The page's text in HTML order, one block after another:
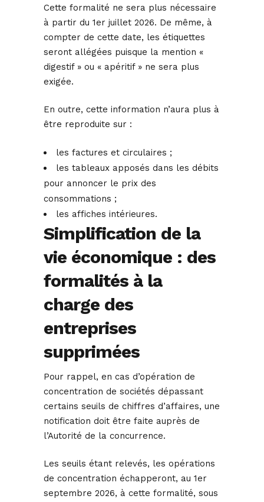
Cette formalité ne sera plus nécessaire
à partir du 1er juillet 2026. De même, à
compter de cette date, les étiquettes
seront allégées puisque la mention «
digestif » ou « apéritif » ne sera plus
exigée.
En outre, cette information n’aura plus à
être reproduite sur :
les factures et circulaires ;
les tableaux apposés dans les débits
pour annoncer le prix des
consommations ;
les affiches intérieures.
Simplification de la
vie économique : des
formalités à la
charge des
entreprises
supprimées
Pour rappel, en cas d’opération de
concentration de sociétés dépassant
certains seuils de chiffres d’affaires, une
notification doit être faite auprès de
l’Autorité de la concurrence.
Les seuils étant relevés, les opérations
de concentration échapperont, au 1er
septembre 2026, à cette formalité, sous